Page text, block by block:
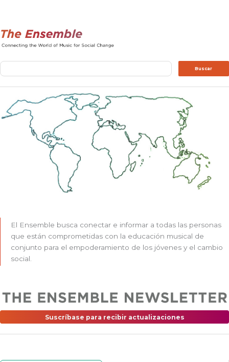
Buscar Buscar
El Ensemble busca conectar e informar a todas las personas
que están comprometidas con la educación musical de
conjunto para el empoderamiento de los jóvenes y el cambio
social.
Suscríbase para recibir actualizaciones